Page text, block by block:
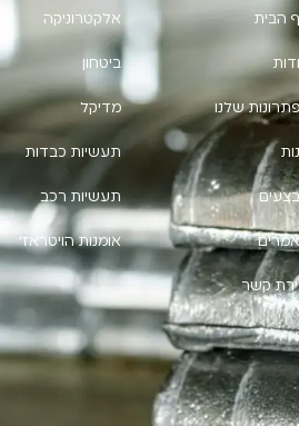
הבית
שלנו
קשר
אלקטרוניקה
ביטחון
מדיקל
תעשיות כבדות
תעשיות רכב
אומנות הויטראז'